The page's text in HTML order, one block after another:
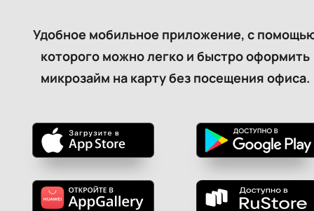
Удобное мобильное приложение, с
которого можно легко и быстро оформить
микрозайм на карту без посещения офиса.